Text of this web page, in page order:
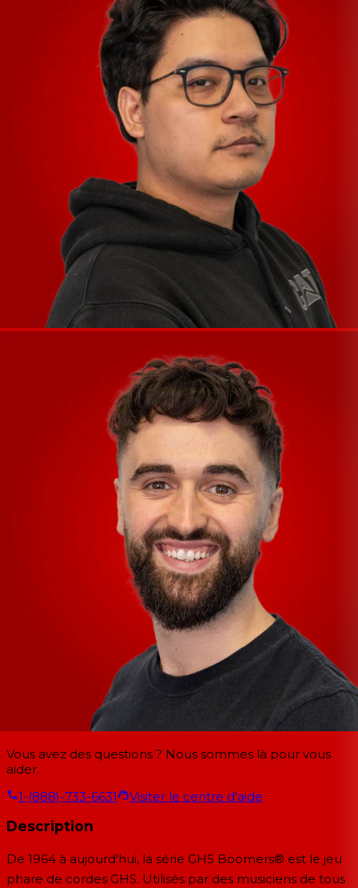
Vous avez des questions ? Nous sommes là pour vous
aider.
1-(888)-733-6631
Visiter le centre d'aide
Description
De 1964 à aujourd'hui, la série GHS Boomers® est le jeu
phare de cordes GHS. Utilisés par des musiciens de tous